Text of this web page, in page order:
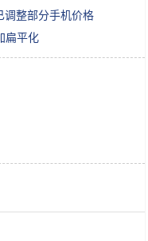
调整部分手机价格
扁平化